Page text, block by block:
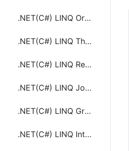
.NET(C#) LINQ OrderBy和OrderByDescending的使用
.NET(C#) LINQ ThenBy和ThenByDescending的使用
.NET(C#) LINQ Reverse和Distinct的使用
.NET(C#) LINQ Join和GroupJoin的使用
.NET(C#) LINQ GroupBy和GroupJoin的使用
.NET(C#) LINQ Intersect和Except的使用